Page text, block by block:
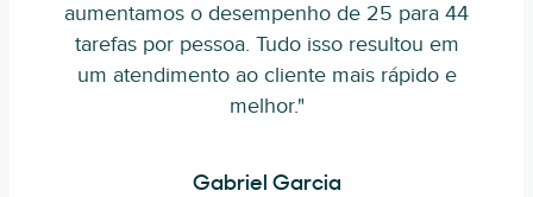
aumentamos o desempenho de 25 para 44
tarefas por pessoa. Tudo isso resultou em
um atendimento ao cliente mais rápido e
melhor."
Gabriel Garcia